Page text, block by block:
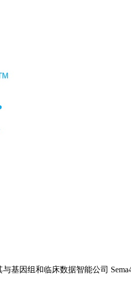
基因组和临床数据智能公司